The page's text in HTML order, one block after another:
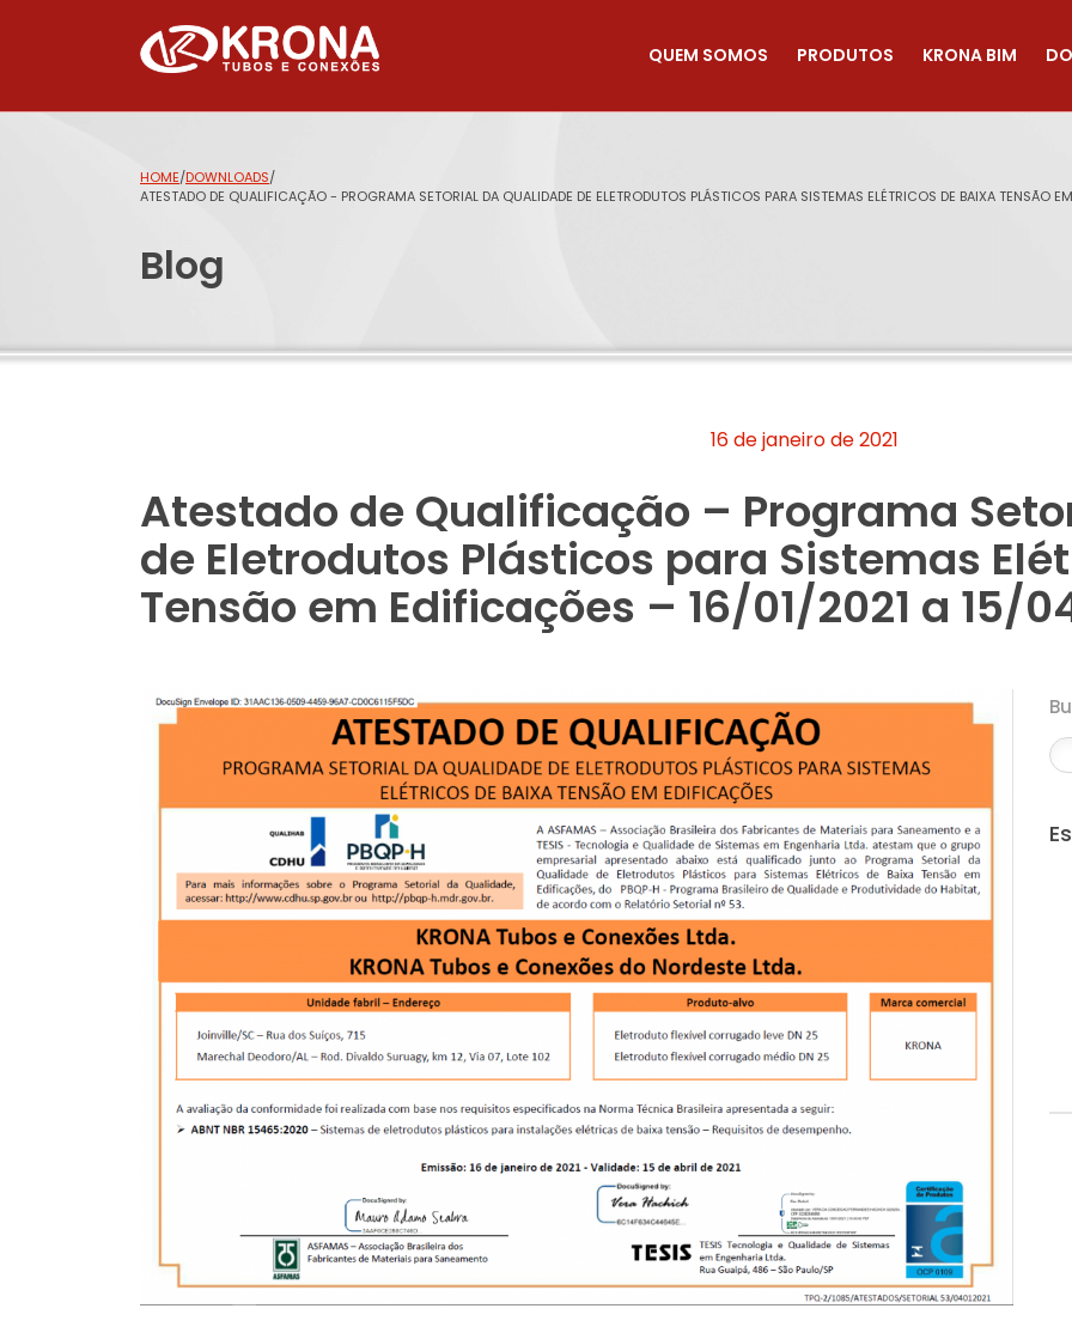
QUEM SOMOS PRODUTOS KRONA BIM
HOME/DOWNLOADS/
ATESTADO DE QUALIFICAÇÃO - PROGRAMA SETORIAL DA QUALIDADE DE ELETRODUTOS PLÁSTICOS PARA SISTEMAS ELÉTRICOS DE BAIXA
Blog
16 de janeiro de 2021
Atestado de Qualificação – Programa
de Eletrodutos Plásticos para Sistemas
Tensão em Edificações – 16/01/2021 a 15/